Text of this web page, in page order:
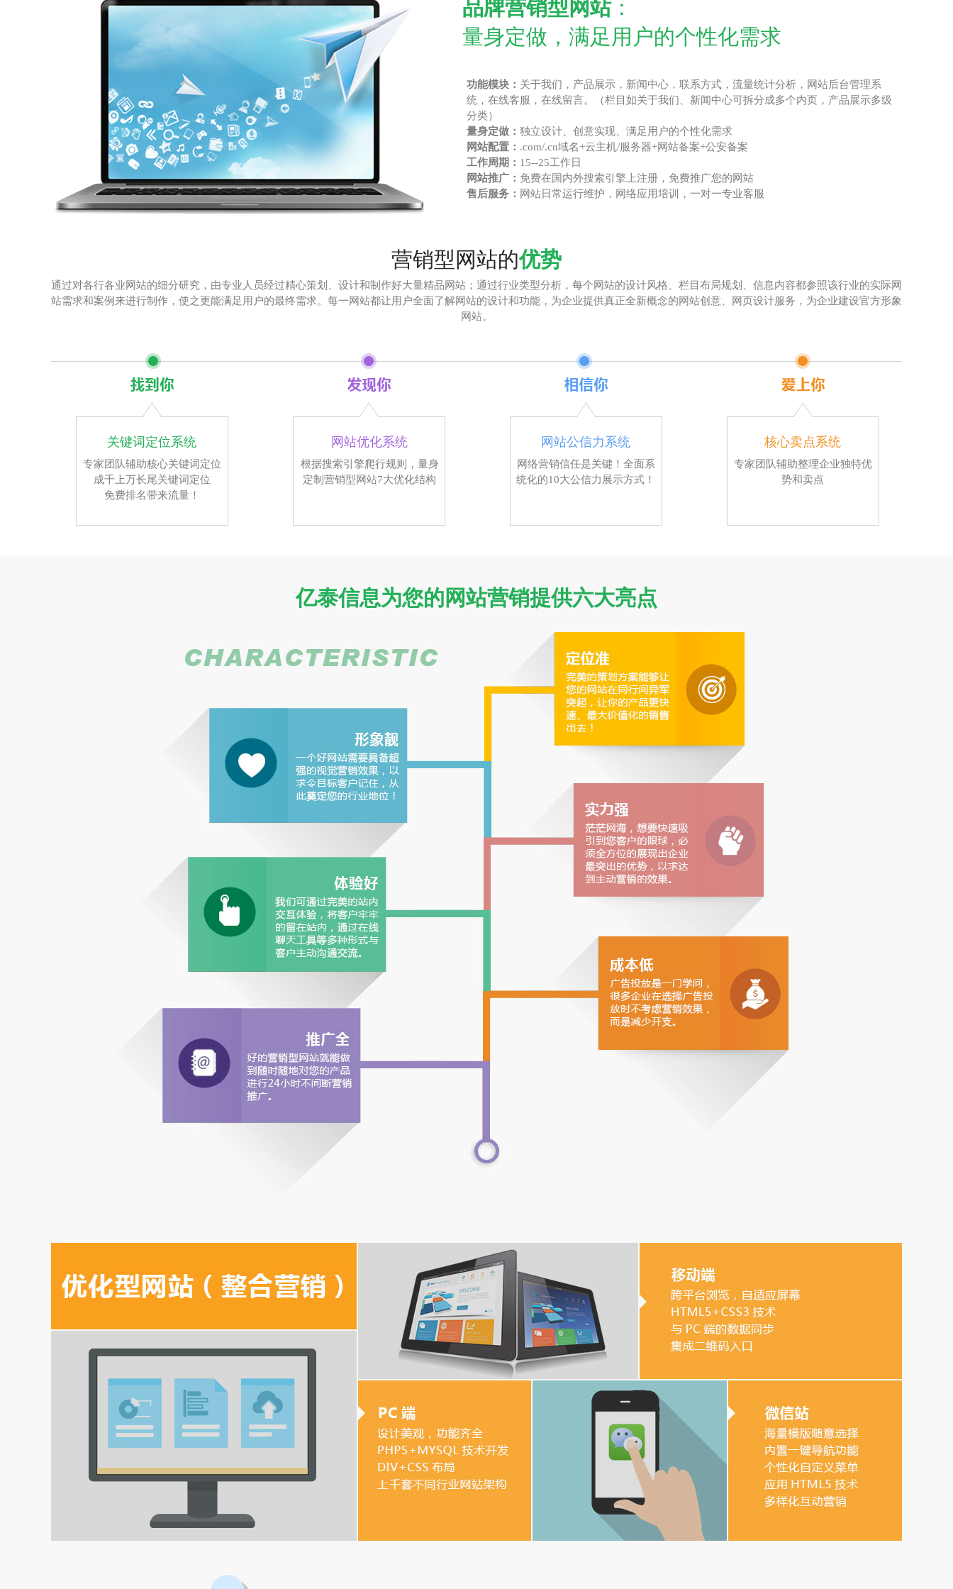
品牌营销型网站：
量身定做，满足用户的个性化需求
功能模块： 关于我们，产品展示，新闻中心，联系方式，流量统计分析，网站后台管理系
统，在线客服，在线留言。（栏目如关于我们、新闻中心可拆分成多个内页，产品展示多级
分类）
量身定做： 独立设计、创意实现、满足用户的个性化需求
网站配置： .com/.cn域名+云主机/服务器+网站备案+公安备案
工作周期 ： 15--25工作日
网站推广： 免费在国内外搜索引擎上注册，免费推广您的网站
售后服务： 网站日常运行维护，网络应用培训，一对一专业客服
营销型网站的优势
通过对各行各业网站的细分研究，由专业人员经过精心策划、设计和制作好大量精品网站；通过行业类型分析，每个网站的设计风格、栏目布局规划、信息内容都参照该行业的实际网
站需求和案例来进行制作，使之更能满足用户的最终需求。每一网站都让用户全面了解网站的设计和功能，为企业提供真正全新概念的网站创意、网页设计服务，为企业建设官方形象
网站。
关键词定位系统
专家团队辅助核心关键词定位
成千上万长尾关键词定位
免费排名带来流量！
网站优化系统
根据搜索引擎爬行规则，量身
定制营销型网站7大优化结构
网站公信力系统
网络营销信任是关键！全面系
统化的10大公信力展示方式！
核心卖点系统
专家团队辅助整理企业独特优
势和卖点
亿泰信息为您的网站营销提供六大亮点